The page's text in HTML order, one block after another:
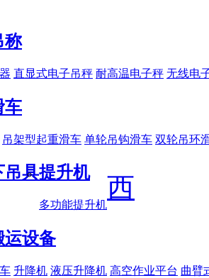
称
直显式电子吊秤 耐高温电子秤 无线电
车
吊架型起重滑车 单轮吊钩滑车 双轮吊环
吊具提升机
多功能提升机
运设备
升降机 液压升降机 高空作业平台 曲臂
西